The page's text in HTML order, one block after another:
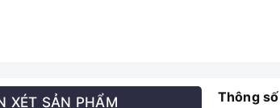
XÉT SẢN PHẨM Thông